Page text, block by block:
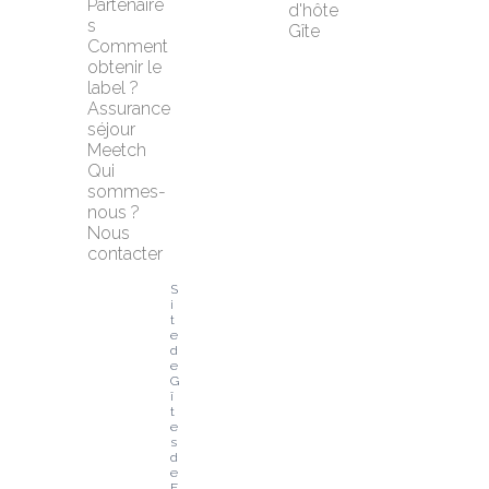
Partenaire
s
Comment
obtenir le
label ?
Assurance
séjour
Meetch
Qui
sommes-
nous ?
Nous
contacter
d'hôte
Gîte
S
i
t
e
d
e
G
î
t
e
s
d
e